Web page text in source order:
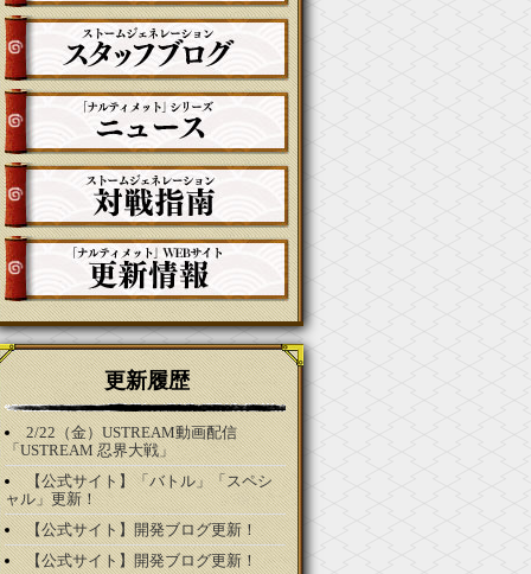
更新履歴
2/22（金）USTREAM動画配信
「USTREAM 忍界大戦」
【公式サイト】「バトル」「スペシ
ャル」更新！
【公式サイト】開発ブログ更新！
【公式サイト】開発ブログ更新！